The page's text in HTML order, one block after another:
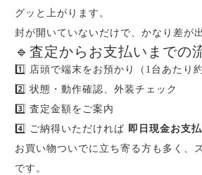
グッと上がります。
封が開いていないだけで、かなり差が
🔹査定からお支払いまでの
1️⃣ 店頭で端末をお預かり（1台あたり
2️⃣ 状態・動作確認、外装チェック
3️⃣ 査定金額をご案内
4️⃣ ご納得いただければ 即日現金お支
お買い物ついでに立ち寄る方も多く、
です。